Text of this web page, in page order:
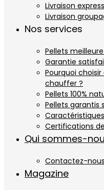
Livraison express
Livraison
Nos services
Pellets
Garantie
Pourquoi choisir
chauffer ?
Pellets 100%
Pellets garantis
Certifications
Qui sommes-
Contactez-nous
Magazine